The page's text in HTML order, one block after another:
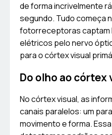
de forma incrivelmente
segundo. Tudo começa
fotorreceptoras captam
elétricos pelo nervo
para o córtex visual
Do olho ao córtex
No córtex visual, as
canais paralelos: um
movimento e forma.